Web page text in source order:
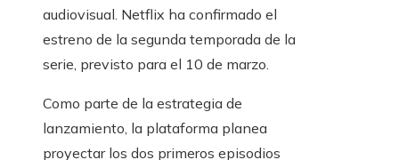
audiovisual. Netflix ha confirmado el
estreno de la segunda temporada de la
serie, previsto para el 10 de marzo.
Como parte de la estrategia de
lanzamiento, la plataforma planea
proyectar los dos primeros episodios